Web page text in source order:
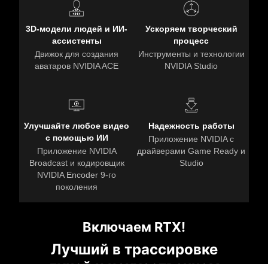
3D-модели людей и ИИ-
ассистенты
Движок для создания
аватаров NVIDIA ACE
Ускоряем творческий
процесс
Инструменты и технологии
NVIDIA Studio
Улучшайте любое видео
с помощью ИИ
Приложение NVIDIA
Broadcast и кодировщик
NVIDIA Encoder 9-го
поколения
Надежность работы
Приложение NVIDIA с
драйверами Game Ready и
Studio
Включаем RTX!
Лучший в трассировке